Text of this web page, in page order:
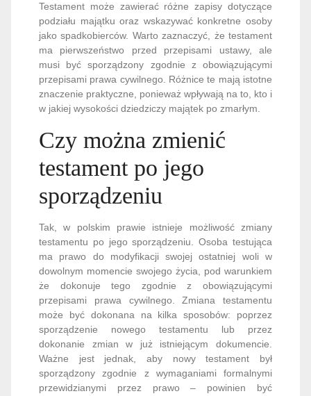
Testament może zawierać różne zapisy dotyczące
podziału majątku oraz wskazywać konkretne osoby
jako spadkobierców. Warto zaznaczyć, że testament
ma pierwszeństwo przed przepisami ustawy, ale
musi być sporządzony zgodnie z obowiązującymi
przepisami prawa cywilnego. Różnice te mają istotne
znaczenie praktyczne, ponieważ wpływają na to, kto i
w jakiej wysokości dziedziczy majątek po zmarłym.
Czy można zmienić
testament po jego
sporządzeniu
Tak, w polskim prawie istnieje możliwość zmiany
testamentu po jego sporządzeniu. Osoba testująca
ma prawo do modyfikacji swojej ostatniej woli w
dowolnym momencie swojego życia, pod warunkiem
że dokonuje tego zgodnie z obowiązującymi
przepisami prawa cywilnego. Zmiana testamentu
może być dokonana na kilka sposobów: poprzez
sporządzenie nowego testamentu lub przez
dokonanie zmian w już istniejącym dokumencie.
Ważne jest jednak, aby nowy testament był
sporządzony zgodnie z wymaganiami formalnymi
przewidzianymi przez prawo – powinien być